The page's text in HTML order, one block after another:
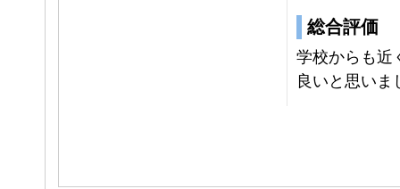
総合評価
学校からも近
良いと思いま